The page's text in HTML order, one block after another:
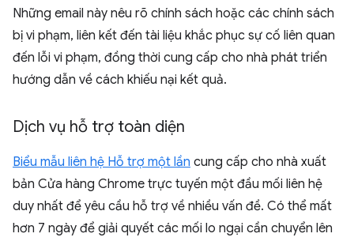
Những email này nêu rõ chính sách hoặc các chính sách
bị vi phạm, liên kết đến tài liệu khắc phục sự cố liên quan
đến lỗi vi phạm, đồng thời cung cấp cho nhà phát triển
hướng dẫn về cách khiếu nại kết quả.
Dịch vụ hỗ trợ toàn diện
Biểu mẫu liên hệ Hỗ trợ một lần cung cấp cho nhà xuất
bản Cửa hàng Chrome trực tuyến một đầu mối liên hệ
duy nhất để yêu cầu hỗ trợ về nhiều vấn đề. Có thể mất
hơn 7 ngày để giải quyết các mối lo ngại cần chuyển lên